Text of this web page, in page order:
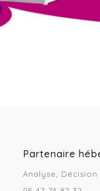
Partenaire
Analyse,